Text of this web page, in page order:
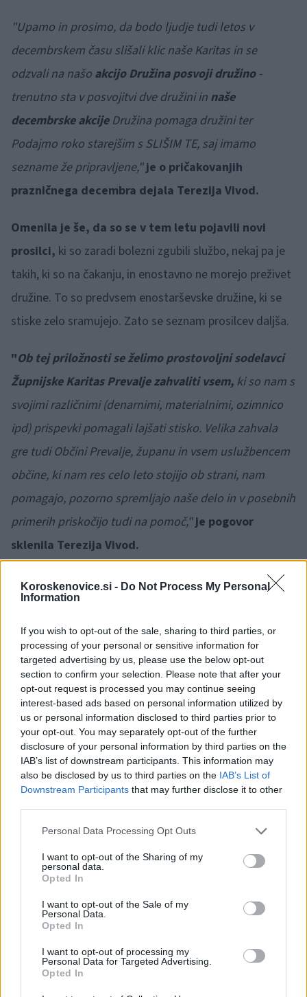
Koroskenovice.si - Do Not Process My Personal
Information
If you wish to opt-out of the sale, sharing to third parties, or
processing of your personal or sensitive information for
targeted advertising by us, please use the below opt-out
section to confirm your selection. Please note that after your
opt-out request is processed you may continue seeing
interest-based ads based on personal information utilized by
us or personal information disclosed to third parties prior to
your opt-out. You may separately opt-out of the further
disclosure of your personal information by third parties on the
IAB’s list of downstream participants. This information may
also be disclosed by us to third parties on the IAB’s List of
Downstream Participants that may further disclose it to other
Please note that this website/app uses one or more Google
not limited to your visit or usage behaviour. You may click to
grant or deny consent to Google and its third-party tags to
use your data for below specified purposes in below Google
consent section.
Personal Data Processing Opt Outs
I want to opt-out of the Sharing of my
personal data.
Opted In
I want to opt-out of the Sale of my
Personal Data.
Opted In
I want to opt-out of processing my
Personal Data for Targeted Advertising.
Opted In
"Upamo in prosimo, da bodo ljudje tudi letos v
decembrskem času slišali klic naše Karitas in se
odzvali na našo akcijo Družina posvoji družino-
trenutno sta v posvojitvi dve družini in naše
decembrske akcije Družina pomaga družini ter
Podajmo roko starejšim s SLIŠIM TE, saj imamo
sezname že pripravljene,"je o pričakovanjih
prazničnega decembra dejala Terezija Vivod.
Omenila je še, da so se v tem letu pojavili novi
prosilci, ki so zaradi bolezni zgubili službo, nekaj pa je
takih, ki so na čakanju, in enostavno ne morejo preživet
družine. To so predvsem enostarševske družine, ki se
stiske zelo sramujejo. Zato se seznam prosilcev daljša.
"Ob tej priložnosti se želimo prostovoljni sodelavci
Župnijske Karitas Prevalje zahvaliti vsem, ki so nam s
svojimi različnimi (denarnimi, materialnimi, ozimnico
ipd) prispevki pomagali lajšati stisko. Velika zahvala
gre tudi Občini Prevalje, županu in vsem uslužbencem
občine, ki nam res celo leto stojijo ob strani, nam
pomagajo, pozorno spremljajo naše delo in v posebnih
primerih priskočijo tudi na pomoč,"je pogovor
sklenila Terezija Vivod.
🎁1 mesec brezplačno!Beri brez oglasov Preizkusi zdaj
Pri tem pa naj še enkrat opomnimo, da bo danes
zvečer potekal tudi jubilejni 30. dobrodelni koncert
Klic dobrote z neposrednim prenosom iz Studia 1
RTV Slovenija. Zbrana sredstva bodo namenili
družinam v stiski.
Koncert bodo neposredno prenašali Televizija
Slovenija, Radio Slovenija in Radio Ognjišče. Na
koncertu bo nastopilo manj nastopajočih kot ponavadi,
koncert pa bodo ob obletnici popestrili tudi z gosti in
nekaj zanimivimi posnetki nastopov iz preteklih
koncertov, so sporočili iz Slovenske karitas.
Na koncertu bodo nastopili
Vodopivec Franko, Damjana Golavšek, Nuška Drašček in
Gašper Rifelj. Scenarij za koncert je pripravil Franci